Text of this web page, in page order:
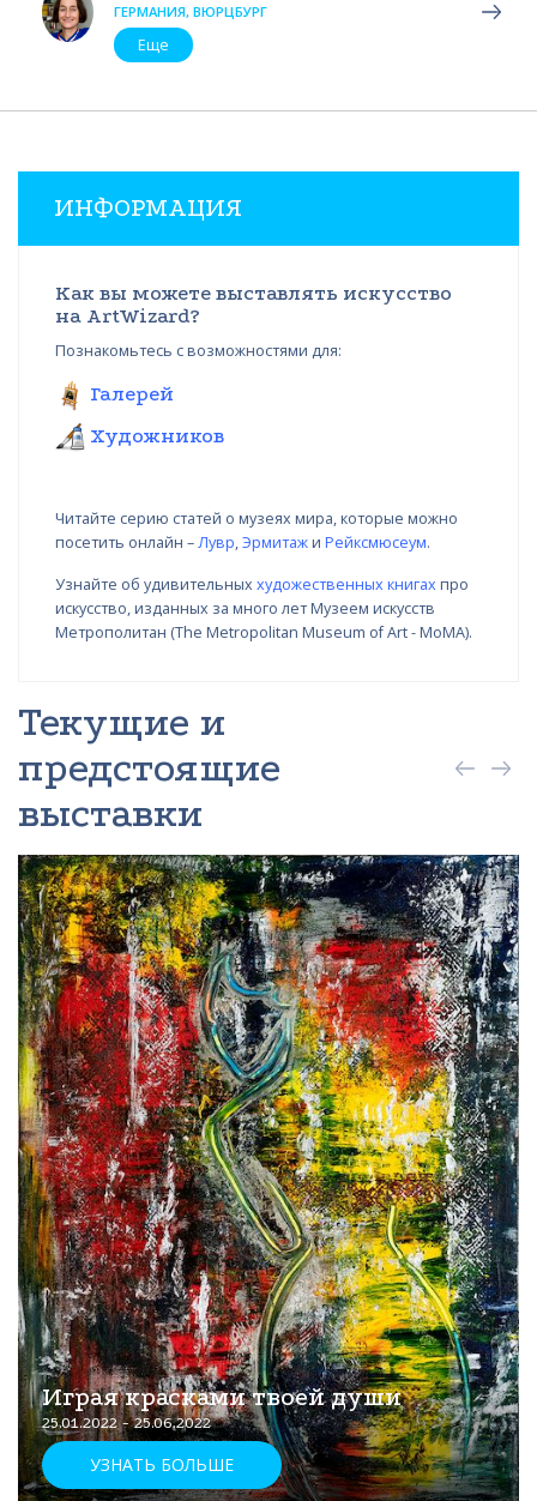
ГЕРМАНИЯ, ВЮРЦБУРГ
Еще
ИНФОРМАЦИЯ
Как вы можете выставлять искусство
на ArtWizard?
Познакомьтесь с возможностями для:
Галерей
Художников
Читайте серию статей о музеях мира, которые можно
посетить онлайн –Лувр,Эрмитажи Рейксмюсеум.
Узнайте об удивительных художественных книгах про
искусство, изданных за много лет Музеем искусств
Метрополитан (The Metropolitan Museum of Art - MoMA).
Текущие и
предстоящие
выставки
Играя красками твоей души
25.01.2022 - 25.06.2022
УЗНАТЬ БОЛЬШЕ